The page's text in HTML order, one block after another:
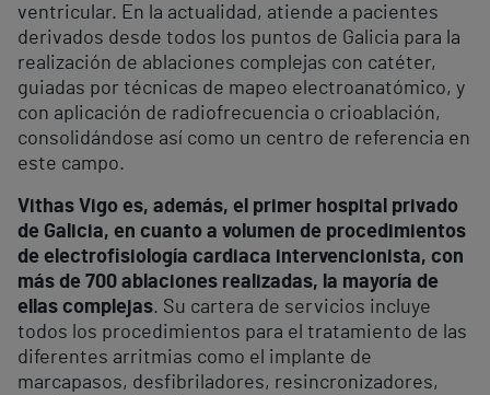
ventricular. En la actualidad, atiende a pacientes
derivados desde todos los puntos de Galicia para la
realización de ablaciones complejas con catéter,
guiadas por técnicas de mapeo electroanatómico, y
con aplicación de radiofrecuencia o crioablación,
consolidándose así como un centro de referencia en
este campo.
Vithas Vigo es, además, el primer hospital privado
de Galicia, en cuanto a volumen de procedimientos
de electrofisiología cardiaca intervencionista, con
más de 700 ablaciones realizadas, la mayoría de
ellas complejas. Su cartera de servicios incluye
todos los procedimientos para el tratamiento de las
diferentes arritmias como el implante de
marcapasos, desfibriladores, resincronizadores,